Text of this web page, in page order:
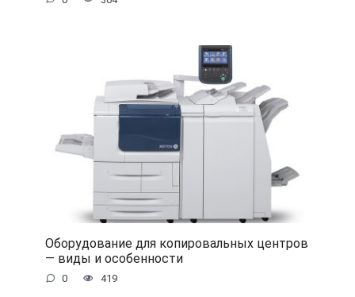
Оборудование для копировальных центров
— виды и особенности
0 419